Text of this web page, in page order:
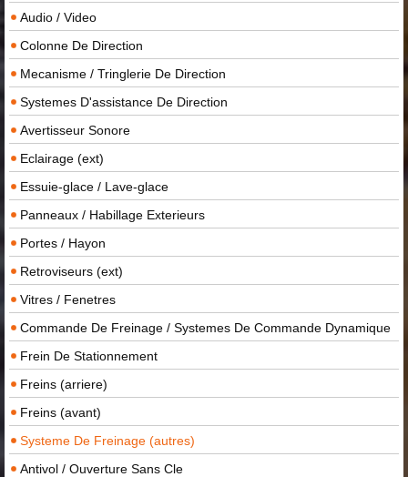
Audio / Video
Colonne De Direction
Mecanisme / Tringlerie De Direction
Systemes D'assistance De Direction
Avertisseur Sonore
Eclairage (ext)
Essuie-glace / Lave-glace
Panneaux / Habillage Exterieurs
Portes / Hayon
Retroviseurs (ext)
Vitres / Fenetres
Commande De Freinage / Systemes De Commande Dynamique
Frein De Stationnement
Freins (arriere)
Freins (avant)
Systeme De Freinage (autres)
Antivol / Ouverture Sans Cle